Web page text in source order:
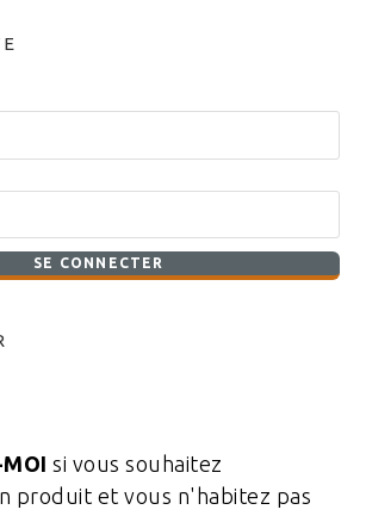
si vous souhaitez
produit et vous n'habitez pas